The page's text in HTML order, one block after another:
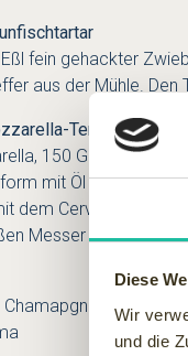
Diese
Wir
und die
fein gehackter
aus der Mühle.
Terrine
150 Gramm
mit Öl
dem Cervais zügig
Messer schneiden.
Gelee und